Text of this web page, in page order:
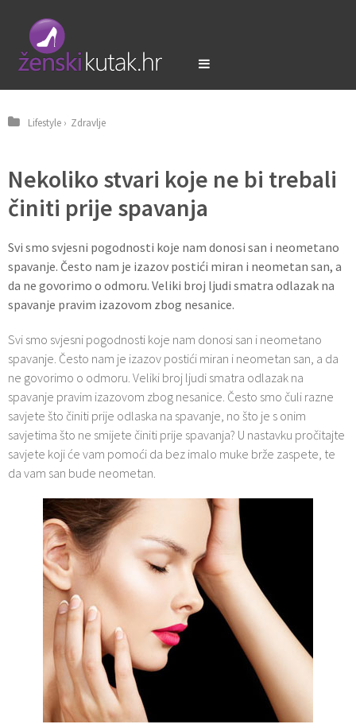
Lifestyle › Zdravlje
Nekoliko stvari koje ne bi trebali
činiti prije spavanja
Svi smo svjesni pogodnosti koje nam donosi san i neometano
spavanje. Često nam je izazov postići miran i neometan san, a
da ne govorimo o odmoru. Veliki broj ljudi smatra odlazak na
spavanje pravim izazovom zbog nesanice.
Svi smo svjesni pogodnosti koje nam donosi san i neometano
spavanje. Često nam je izazov postići miran i neometan san, a da
ne govorimo o odmoru. Veliki broj ljudi smatra odlazak na
spavanje pravim izazovom zbog nesanice. Često smo čuli razne
savjete što činiti prije odlaska na spavanje, no što je s onim
savjetima što ne smijete činiti prije spavanja? U nastavku pročitajte
savjete koji će vam pomoći da bez imalo muke brže zaspete, te
da vam san bude neometan.